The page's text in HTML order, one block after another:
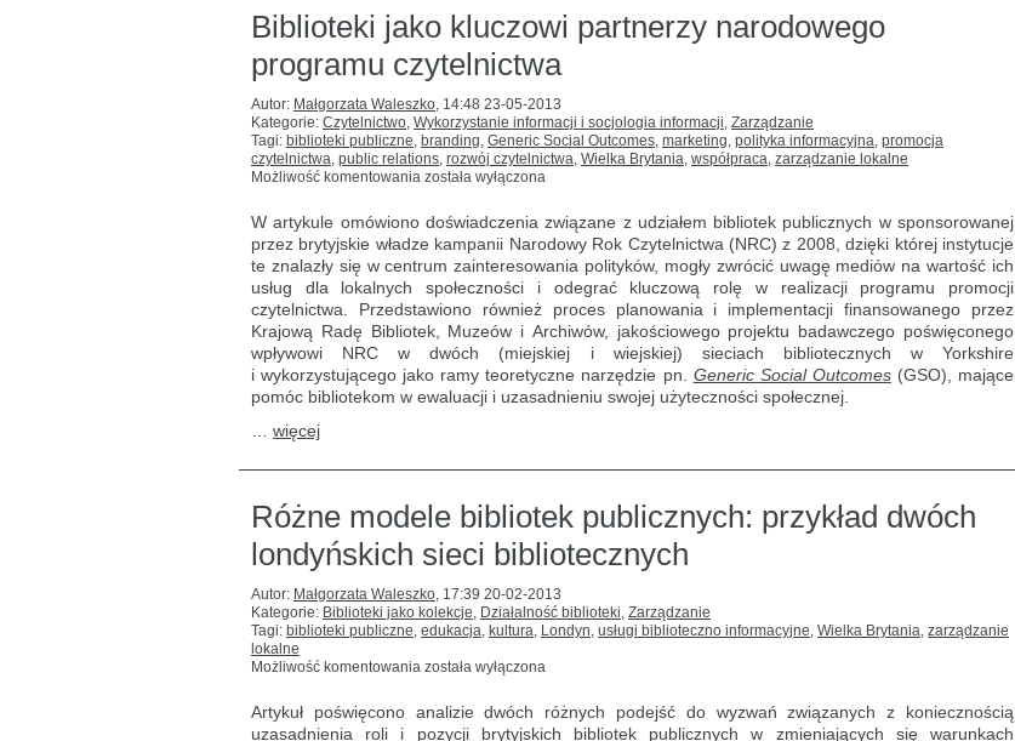
Biblioteki jako kluczowi partnerzy narodowego
programu czytelnictwa
Autor: Małgorzata Waleszko, 14:48 23-05-2013
Kategorie: Czytelnictwo, Wykorzystanie informacji i socjologia informacji, Zarządzanie
Tagi: biblioteki publiczne, branding, Generic Social Outcomes, marketing, polityka informacyjna, promocja
czytelnictwa, public relations, rozwój czytelnictwa, Wielka Brytania, współpraca, zarządzanie lokalne
Możliwość komentowania Biblioteki
kluczowi
partnerzy
narodowego
programu
czytelnictwa
została wyłączona
W artykule omówiono doświadczenia związane z udziałem bibliotek publicznych w sponsorowanej
przez brytyjskie władze kampanii Narodowy Rok Czytelnictwa (NRC) z 2008, dzięki której instytucje
te znalazły się w centrum zainteresowania polityków, mogły zwrócić uwagę mediów na wartość ich
usług dla lokalnych społeczności i odegrać kluczową rolę w realizacji programu promocji
czytelnictwa. Przedstawiono również proces planowania i implementacji finansowanego przez
Krajową Radę Bibliotek, Muzeów i Archiwów, jakościowego projektu badawczego poświęconego
wpływowi NRC w dwóch (miejskiej i wiejskiej) sieciach bibliotecznych w Yorkshire
i wykorzystującego jako ramy teoretyczne narzędzie pn. Generic Social Outcomes(GSO), mające
pomóc bibliotekom w ewaluacji i uzasadnieniu swojej użyteczności społecznej.
więcej
Różne modele bibliotek publicznych: przykład dwóch
londyńskich sieci bibliotecznych
Autor: Małgorzata Waleszko, 17:39 20-02-2013
Kategorie: Biblioteki jako kolekcje, Działalność biblioteki, Zarządzanie
Tagi: biblioteki publiczne, edukacja, kultura, Londyn, usługi biblioteczno informacyjne, Wielka Brytania, zarządzanie
lokalne
Możliwość komentowania Różne
bibliotek
publicznych:
została wyłączona
Artykuł poświęcono analizie dwóch różnych podejść do wyzwań związanych z koniecznością
uzasadnienia roli i pozycji brytyjskich bibliotek publicznych w zmieniających się warunkach